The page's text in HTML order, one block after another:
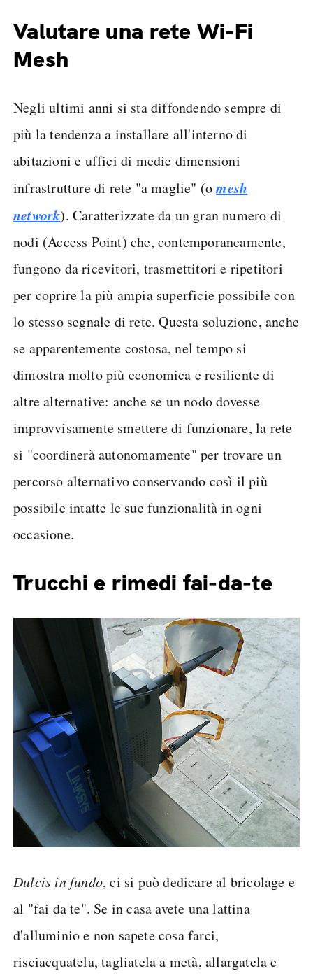
Valutare una rete Wi-Fi
Mesh
Negli ultimi anni si sta diffondendo sempre di
più la tendenza a installare all'interno di
abitazioni e uffici di medie dimensioni
infrastrutture di rete "a maglie" (omesh
network). Caratterizzate da un gran numero di
nodi (Access Point) che, contemporaneamente,
fungono da ricevitori, trasmettitori e ripetitori
per coprire la più ampia superficie possibile con
lo stesso segnale di rete. Questa soluzione, anche
se apparentemente costosa, nel tempo si
dimostra molto più economica e resiliente di
altre alternative: anche se un nodo dovesse
improvvisamente smettere di funzionare, la rete
si "coordinerà autonomamente" per trovare un
percorso alternativo conservando così il più
possibile intatte le sue funzionalità in ogni
occasione.
Trucchi e rimedi fai-da-te
Dulcis in fundo, ci si può dedicare al bricolage e
al "fai da te". Se in casa avete una lattina
d'alluminio e non sapete cosa farci,
risciacquatela, tagliatela a metà, allargatela e